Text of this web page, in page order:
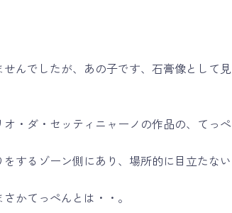
んでしたが、あの子です、石膏像として見
オ・ダ・セッティニャーノの作品の、てっぺ
するゾーン側にあり、場所的に目立たない
かてっぺんとは・・。